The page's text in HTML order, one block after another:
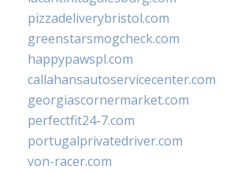
pizzadeliverybristol.com
greenstarsmogcheck.com
happypawspl.com
callahansautoservicecenter.com
georgiascornermarket.com
perfectfit24-7.com
portugalprivatedriver.com
von-racer.com